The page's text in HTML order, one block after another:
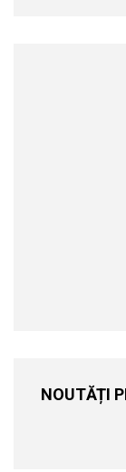
NOUTĂȚI